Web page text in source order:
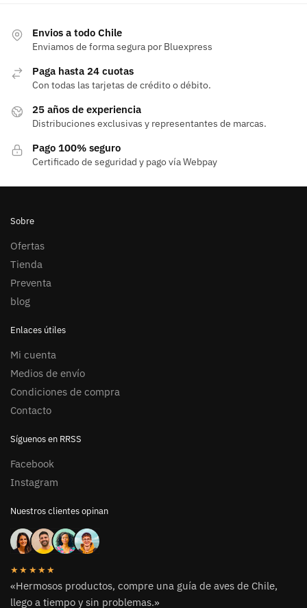
Envios a todo Chile
Enviamos de forma segura por Bluexpress
Paga hasta 24 cuotas
Con todas las tarjetas de crédito o débito.
25 años de experiencia
Distribuciones exclusivas y representantes de marcas.
Pago 100% seguro
Certificado de seguridad y pago vía Webpay
Sobre
Ofertas
Tienda
Preventa
blog
Enlaces útiles
Mi cuenta
Medios de envío
Condiciones de compra
Contacto
Síguenos en RRSS
Facebook
Instagram
Nuestros clientes opinan
★★★★★
«Hermosos productos, compre una guía de aves de Chile,
llego a tiempo y sin problemas.»